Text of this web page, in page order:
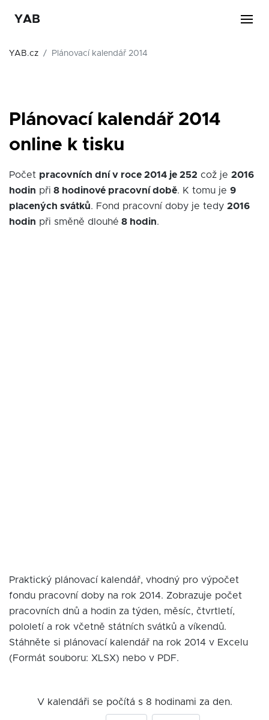
YAB
YAB.cz Plánovací kalendář 2014
Plánovací kalendář 2014
online k tisku
Počet pracovních dní v roce 2014 je 252 což je 2016
hodin při 8 hodinové pracovní době. K tomu je 9
placených svátků. Fond pracovní doby je tedy 2016
hodin při směně dlouhé 8 hodin.
Praktický plánovací kalendář, vhodný pro výpočet
fondu pracovní doby na rok 2014. Zobrazuje počet
pracovních dnů a hodin za týden, měsíc, čtvrtletí,
pololetí a rok včetně státních svátků a víkendů.
Stáhněte si plánovací kalendář na rok 2014 v Excelu
(Formát souboru: XLSX) nebo v PDF.
V kalendáři se počítá s 8 hodinami za den.